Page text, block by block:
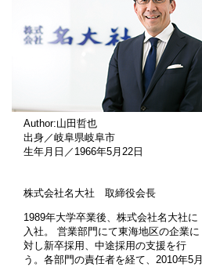
Author:山田哲也
出身／岐阜県岐阜市
生年月日／1966年5月22日
株式会社名大社 取締役会長
1989年大学卒業後、株式会社名大社に
入社。 営業部門にて東海地区の企業に
対し新卒採用、中途採用の支援を行
う。各部門の責任者を経て、2010年5月